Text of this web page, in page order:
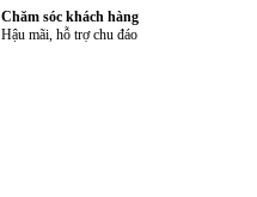
Chăm sóc khách hàng
Hậu mãi, hỗ trợ chu đáo